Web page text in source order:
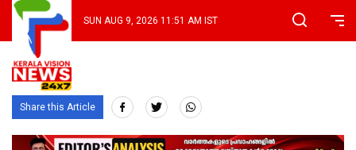
SUN AUG 9, 2026 11:51 AM IST
Share this Article